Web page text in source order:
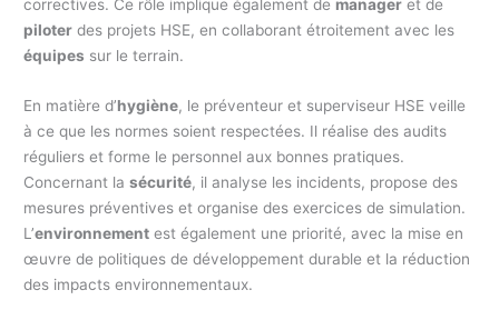
correctives. Ce rôle implique également de manager et de
piloter des projets HSE, en collaborant étroitement avec les
équipes sur le terrain.
En matière d’hygiène, le préventeur et superviseur HSE veille
à ce que les normes soient respectées. Il réalise des audits
réguliers et forme le personnel aux bonnes pratiques.
Concernant lasécurité, il analyse les incidents, propose des
mesures préventives et organise des exercices de simulation.
L’environnement est également une priorité, avec la mise en
œuvre de politiques de développement durable et la réduction
des impacts environnementaux.